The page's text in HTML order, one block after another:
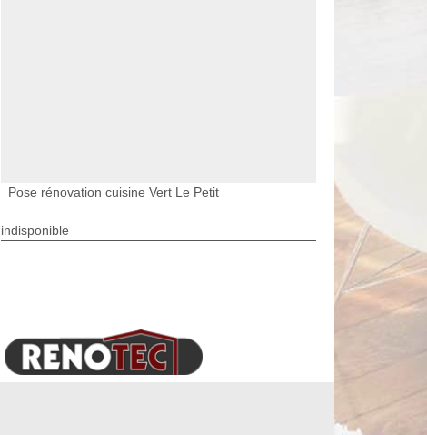
Pose rénovation cuisine Vert Le Petit
indisponible